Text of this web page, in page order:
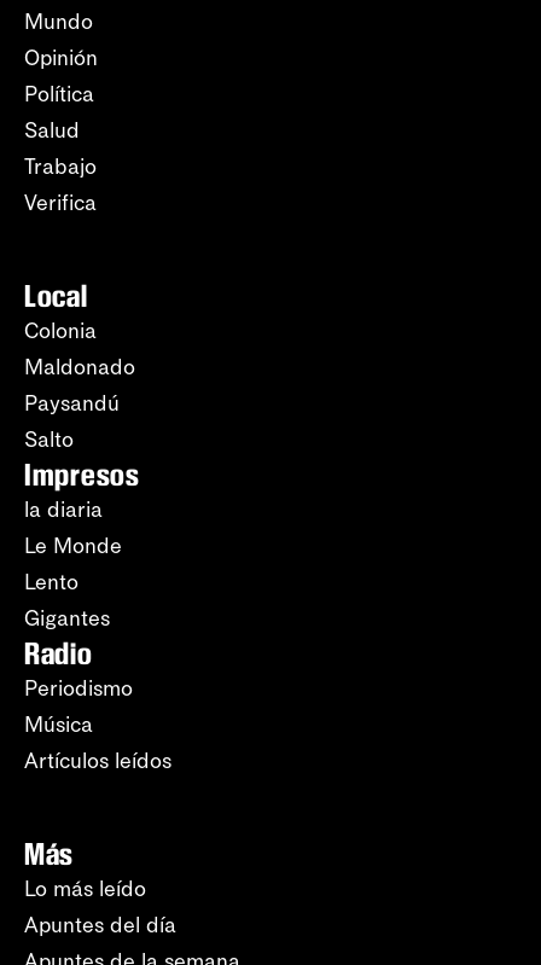
Mundo
Opinión
Política
Salud
Trabajo
Verifica
Local
Colonia
Maldonado
Paysandú
Salto
Impresos
la diaria
Le Monde
Lento
Gigantes
Radio
Periodismo
Música
Artículos leídos
Más
Lo más leído
Apuntes del día